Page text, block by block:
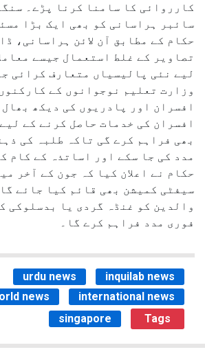
کارروائی کا سامنا کرنا پڑے۔
سائبر ہراسانی کو بھی ایک بڑا
حکام کے مطابق آن لائن ہراسانی،
تصاویر کے غلط استعمال جیسے
لیے نئی پالیسیاں متعارف کرائی
وزارت تعلیم نوجوانوں کے
افسران اور پادریوں کی دیکھ
افسران کی خدمات حاصل کرنے کے
بھی فراہم کرے گی تاکہ طلبہ کی
مدد کی جا سکے اور اساتذہ کے کام
حکام نے اعلان کیا کہ جون کے آخر
سیفٹی کمیشن بھی قائم کیا جائے
والدین کو غنڈہ گردی یا بدسلوکی
فوری مدد فراہم کرے گا۔
urdu news
inquilab news
news
international news
singapore
Tags